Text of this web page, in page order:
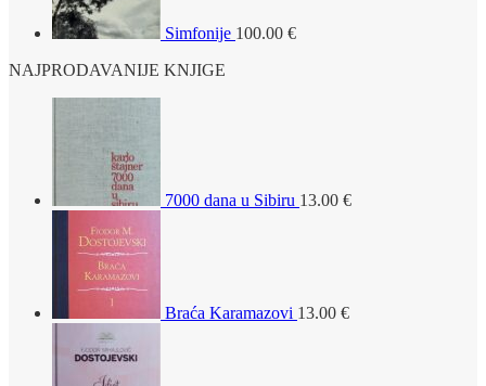
Simfonije 100.00 €
NAJPRODAVANIJE KNJIGE
7000 dana u Sibiru 13.00 €
Braća Karamazovi 13.00 €